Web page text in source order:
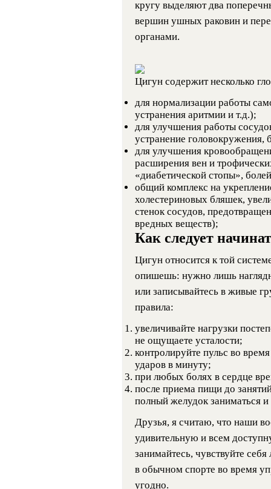
кругу выделяют два
вершин ушных раковин и
органами.
Цигун содержит несколько
для нормализации работы
устранения аритмии и т.д.);
для улучшения работы
устранение головокружения,
для улучшения
расширения вен и
«диабетической стопы»,
общий комплекс на
холестериновых бляшек,
стенок сосудов,
вредных веществ);
Как следует
Цигун относится к той
опишешь: нужно лишь
или записывайтесь в живые
правила:
увеличивайте нагрузки
не ощущаете усталости;
контролируйте пульс во
ударов в минуту;
при любых болях в сердце
после приема пищи до
полный желудок заниматься
Друзья, я считаю, что наши
удивительную и всем
занимайтесь, чувствуйте
в обычном спорте во время
угодно.